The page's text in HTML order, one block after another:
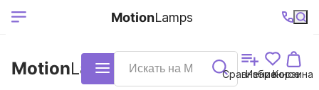
Ваш регион
Выберите ваш
+7 (495)740-
38-68
График
работы
MotionLamps Каталог Сравнение
Избранное
Корзина
MotionLamps